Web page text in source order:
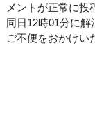
メントが正常に投
同日12時01分に解
ご不便をおかけい